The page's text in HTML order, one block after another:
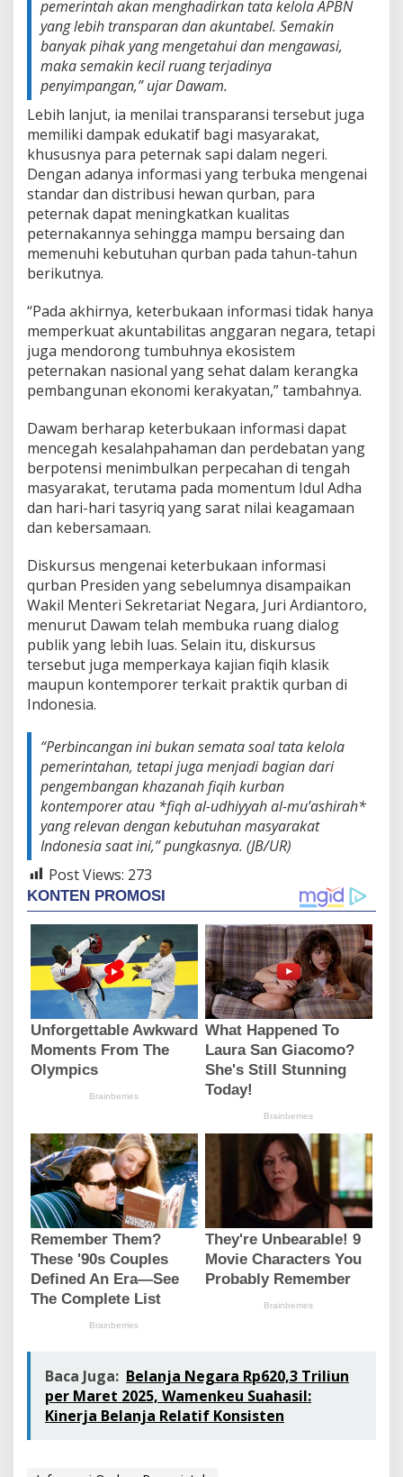
pemerintah akan menghadirkan tata kelola APBN
yang lebih transparan dan akuntabel. Semakin
banyak pihak yang mengetahui dan mengawasi,
maka semakin kecil ruang terjadinya
penyimpangan,” ujar Dawam.
Lebih lanjut, ia menilai transparansi tersebut juga
memiliki dampak edukatif bagi masyarakat,
khususnya para peternak sapi dalam negeri.
Dengan adanya informasi yang terbuka mengenai
standar dan distribusi hewan qurban, para
peternak dapat meningkatkan kualitas
peternakannya sehingga mampu bersaing dan
memenuhi kebutuhan qurban pada tahun-tahun
berikutnya.
“Pada akhirnya, keterbukaan informasi tidak hanya
memperkuat akuntabilitas anggaran negara, tetapi
juga mendorong tumbuhnya ekosistem
peternakan nasional yang sehat dalam kerangka
pembangunan ekonomi kerakyatan,” tambahnya.
Dawam berharap keterbukaan informasi dapat
mencegah kesalahpahaman dan perdebatan yang
berpotensi menimbulkan perpecahan di tengah
masyarakat, terutama pada momentum Idul Adha
dan hari-hari tasyriq yang sarat nilai keagamaan
dan kebersamaan.
Diskursus mengenai keterbukaan informasi
qurban Presiden yang sebelumnya disampaikan
Wakil Menteri Sekretariat Negara, Juri Ardiantoro,
menurut Dawam telah membuka ruang dialog
publik yang lebih luas. Selain itu, diskursus
tersebut juga memperkaya kajian fiqih klasik
maupun kontemporer terkait praktik qurban di
Indonesia.
“Perbincangan ini bukan semata soal tata kelola
pemerintahan, tetapi juga menjadi bagian dari
pengembangan khazanah fiqih kurban
kontemporer atau *fiqh al-udhiyyah al-mu’ashirah*
yang relevan dengan kebutuhan masyarakat
Indonesia saat ini,” pungkasnya. (JB/UR)
Post Views: 273
Baca Juga: Belanja Negara Rp620,3 Triliun
per Maret 2025, Wamenkeu Suahasil:
Kinerja Belanja Relatif Konsisten